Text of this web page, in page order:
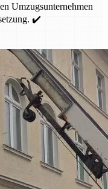
Umzugsunternehmen
✔️